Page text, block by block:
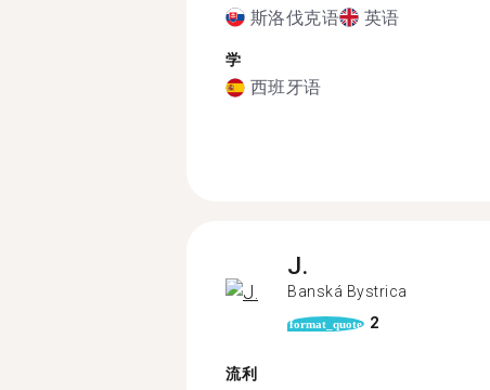
斯洛伐克语 英语
学
西班牙语
J.
Banská Bystrica
format_quote 2
流利